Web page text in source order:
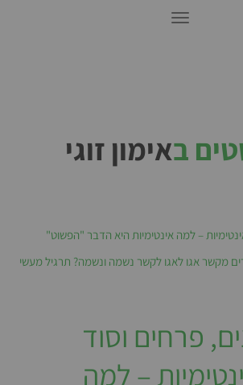
תפריט
באימון זוגי
פרחים וסוד
– למה